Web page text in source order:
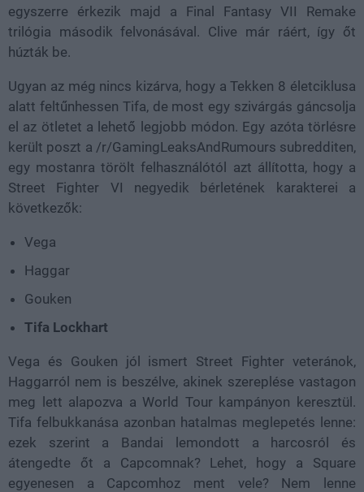
egyszerre érkezik majd a Final Fantasy VII Remake
trilógia második felvonásával. Clive már ráért, így őt
húzták be.
Ugyan az még nincs kizárva, hogy a Tekken 8 életciklusa
alatt feltűnhessen Tifa, de most egy szivárgás gáncsolja
el az ötletet a lehető legjobb módon. Egy azóta törlésre
került poszt a /r/GamingLeaksAndRumours subredditen,
egy mostanra törölt felhasználótól azt állította, hogy a
Street Fighter VI negyedik bérletének karakterei a
következők:
Vega
Haggar
Gouken
Tifa Lockhart
Vega és Gouken jól ismert Street Fighter veteránok,
Haggarról nem is beszélve, akinek szereplése vastagon
meg lett alapozva a World Tour kampányon keresztül.
Tifa felbukkanása azonban hatalmas meglepetés lenne:
ezek szerint a Bandai lemondott a harcosról és
átengedte őt a Capcomnak? Lehet, hogy a Square
egyenesen a Capcomhoz ment vele? Nem lenne